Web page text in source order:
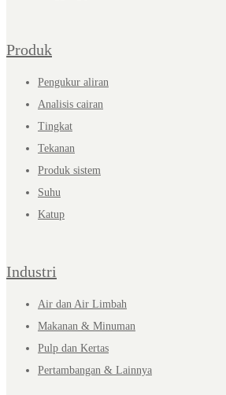
Produk
Pengukur aliran
Analisis cairan
Tingkat
Tekanan
Produk sistem
Suhu
Katup
Industri
Air dan Air Limbah
Makanan & Minuman
Pulp dan Kertas
Pertambangan & Lainnya